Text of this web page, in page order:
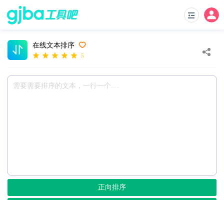
在线文本排序
5
正向排序